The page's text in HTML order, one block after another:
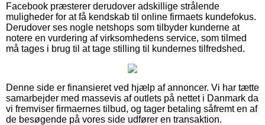
Facebook præsterer derudover adskillige strålende
muligheder for at få kendskab til online firmaets kundefokus.
Derudover ses nogle netshops som tilbyder kunderne at
notere en vurdering af virksomhedens service, som tilmed
må tages i brug til at tage stilling til kundernes tilfredshed.
Denne side er finansieret ved hjælp af annoncer. Vi har tætte
samarbejder med massevis af outlets på nettet i Danmark da
vi fremviser firmaernes tilbud, og tager betaling såfremt en af
de besøgende på vores side udfører en transaktion.